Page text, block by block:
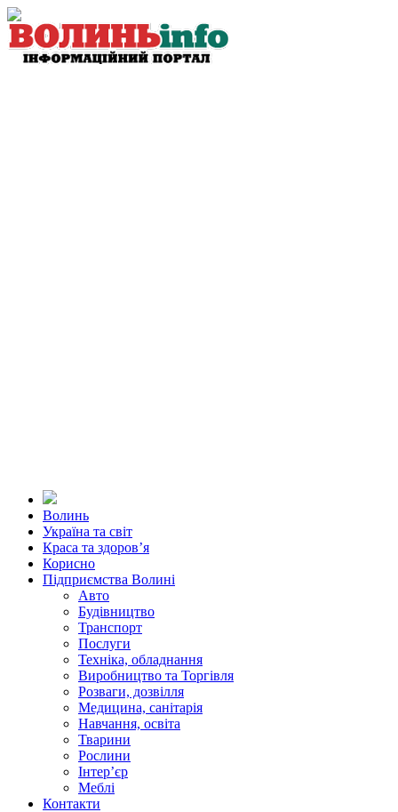
Волинь
Україна та світ
Краса та здоров’я
Корисно
Підприємства Волині
Авто
Будівництво
Транспорт
Послуги
Техніка, обладнання
Виробництво та Торгівля
Розваги, дозвілля
Медицина, санітарія
Навчання, освіта
Тварини
Рослини
Інтер’єр
Меблі
Контакти